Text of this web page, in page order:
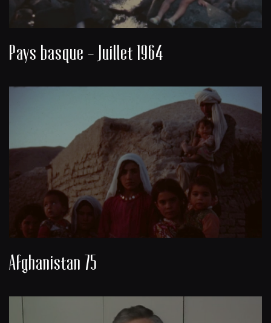
Pays basque - Juillet 1964
Afghanistan 75